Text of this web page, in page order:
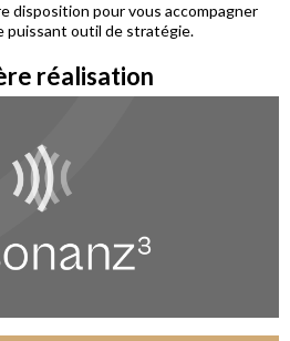
disposition pour vous accompagner
puissant outil de stratégie.
réalisation